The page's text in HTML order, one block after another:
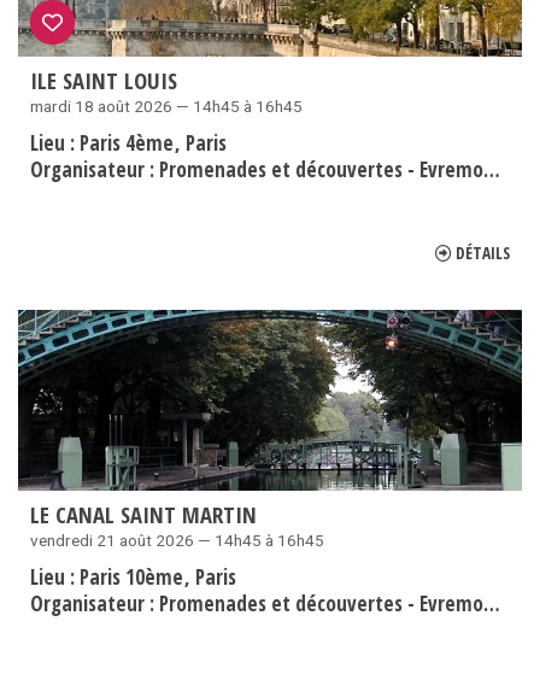
ILE SAINT LOUIS
mardi 18 août 2026 — 14h45 à 16h45
Lieu : Paris 4ème Paris
Organisateur : Promenades et découvertes - Evremond Bac
DÉTAILS
LE CANAL SAINT MARTIN
vendredi 21 août 2026 — 14h45 à 16h45
Lieu : Paris 10ème Paris
Organisateur : Promenades et découvertes - Evremond Bac